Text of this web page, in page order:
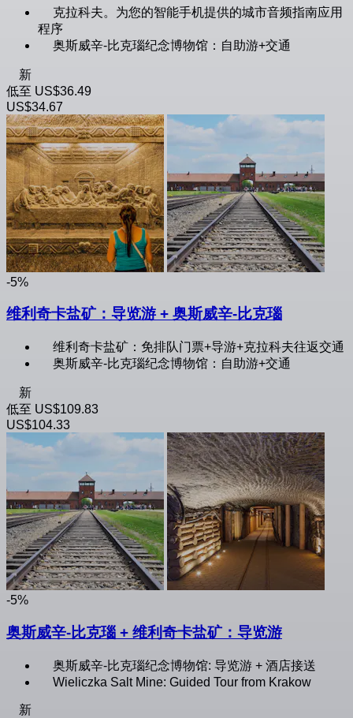
克拉科夫。为您的智能手机提供的城市音频指南应用
程序
奥斯威辛-比克瑙纪念博物馆：自助游+交通
新
低至 US$36.49
US$34.67
-5%
维利奇卡盐矿：导览游 + 奥斯威辛-比克瑙
维利奇卡盐矿：免排队门票+导游+克拉科夫往返交通
奥斯威辛-比克瑙纪念博物馆：自助游+交通
新
低至 US$109.83
US$104.33
-5%
奥斯威辛-比克瑙 + 维利奇卡盐矿：导览游
奥斯威辛-比克瑙纪念博物馆: 导览游 + 酒店接送
Wieliczka Salt Mine: Guided Tour from Krakow
新